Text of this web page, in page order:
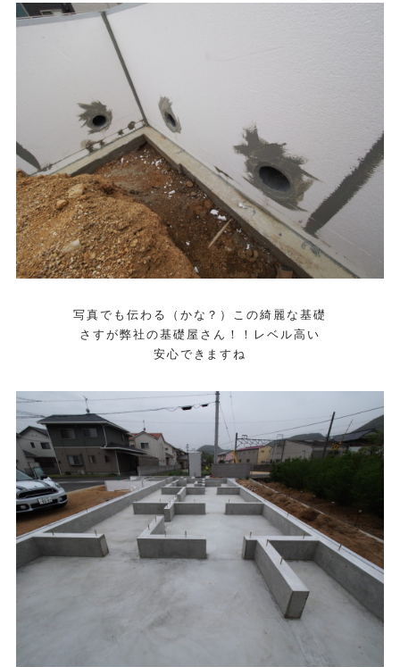
写真でも伝わる（かな？）この綺麗な基礎
さすが弊社の基礎屋さん！！レベル高い
安心できますね